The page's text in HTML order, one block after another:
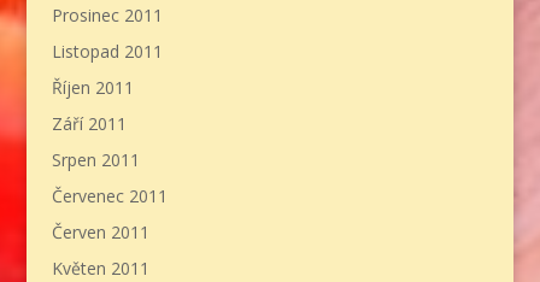
Prosinec 2011
Listopad 2011
Říjen 2011
Září 2011
Srpen 2011
Červenec 2011
Červen 2011
Květen 2011